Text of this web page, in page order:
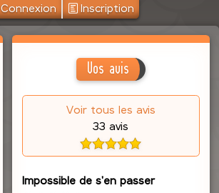
Connexion Inscription
Vos avis
Voir tous les avis
33 avis
Impossible de s'en passer